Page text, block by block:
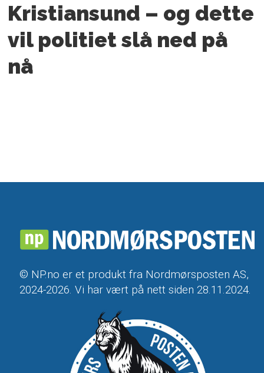
Kristiansund – og dette
vil politiet slå ned på
nå
© NP.no er et produkt fra Nordmørsposten AS,
2024-2026. Vi har vært på nett siden 28.11.2024.